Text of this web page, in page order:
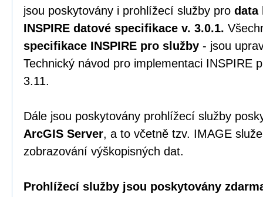
jsou poskytovány i prohlížecí služby pro data
INSPIRE datové specifikace v. 3.0.1.
specifikace INSPIRE pro služby - jsou
Technický návod pro implementaci INSPIRE
3.11.
Dále jsou poskytovány prohlížecí služby
ArcGIS Server, a to včetně tzv. IMAGE
zobrazování výškopisných dat.
Prohlížecí služby jsou poskytovány